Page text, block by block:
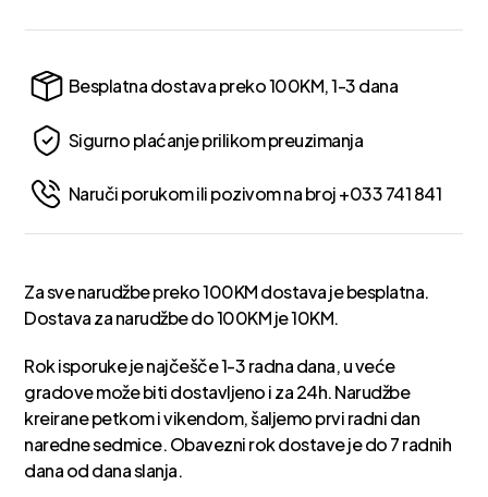
Besplatna dostava preko 100KM, 1-3 dana
Sigurno plaćanje prilikom preuzimanja
Naruči porukom ili pozivom na broj +033 741 841
Za sve narudžbe preko 100KM dostava je besplatna.
Dostava za narudžbe do 100KM je 10KM.
Rok isporuke je najčešče 1-3 radna dana, u veće
gradove može biti dostavljeno i za 24h. Narudžbe
kreirane petkom i vikendom, šaljemo prvi radni dan
naredne sedmice. Obavezni rok dostave je do 7 radnih
dana od dana slanja.